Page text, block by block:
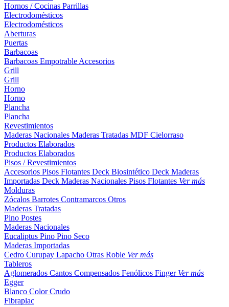
Hornos / Cocinas Parrillas
Electrodomésticos
Electrodomésticos
Aberturas
Puertas
Barbacoas
Barbacoas Empotrable Accesorios
Grill
Grill
Horno
Horno
Plancha
Plancha
Revestimientos
Maderas Nacionales Maderas Tratadas MDF Cielorraso
Productos Elaborados
Productos Elaborados
Pisos / Revestimientos
Accesorios Pisos Flotantes Deck Biosintético Deck Maderas
Importadas Deck Maderas Nacionales Pisos Flotantes Ver más
Molduras
Zócalos Barrotes Contramarcos Otros
Maderas Tratadas
Pino Postes
Maderas Nacionales
Eucaliptus Pino Pino Seco
Maderas Importadas
Cedro Curupay Lapacho Otras Roble Ver más
Tableros
Aglomerados Cantos Compensados Fenólicos Finger Ver más
Egger
Blanco ColorCrudo
Fibraplac